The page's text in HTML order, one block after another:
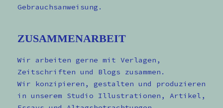
Gebrauchsanweisung.
ZUSAMMENARBEIT
Wir arbeiten gerne mit Verlagen,
Zeitschriften und Blogs zusammen.
Wir konzipieren, gestalten und produzieren
in unserem Studio Illustrationen, Artikel,